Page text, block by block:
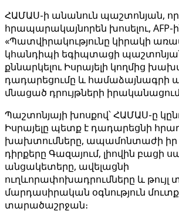
ՀԱՄԱՍ-ի անանուն պաշտոնյան,
հրապարակայնորեն խոսելու, AFP-
«Պատվիրակությունը կիրակի
կհանդիպի եգիպտացի
քննարկելու Իսրայելի կողմից
դադարեցումը և համաձայնագրի
մնացած դրույթների
Պաշտոնյայի խոսքով՝ ՀԱՄԱՍ-ը
Իսրայելը պետք է դադարեցնի
խախտումները, ապամոնտաժի
դիրքերը Գազայում, լիովին բացի
անցակետերը, ավելացնի
ուղևորափոխադրումները և թույլ
մարդասիրական օգնություն մուտք
տարածաշրջան։